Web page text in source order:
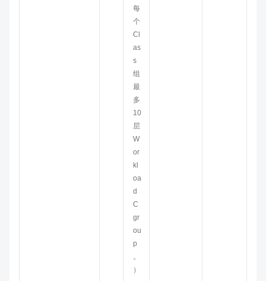
每
个
Cl
as
s
组
最
多
10
层
W
or
kl
oa
d
C
gr
ou
p
。
）